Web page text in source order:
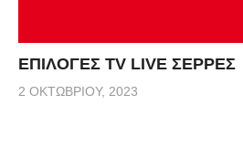
ΕΠΙΛΟΓΕΣ TV LIVE ΣΕΡΡΕΣ
2 ΟΚΤΩΒΡΊΟΥ, 2023